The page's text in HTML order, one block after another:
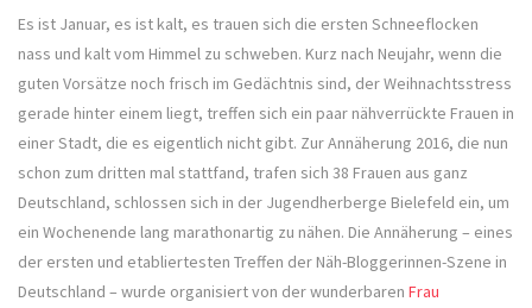
Es ist Januar, es ist kalt, es trauen sich die ersten Schneeflocken
nass und kalt vom Himmel zu schweben. Kurz nach Neujahr, wenn die
guten Vorsätze noch frisch im Gedächtnis sind, der Weihnachtsstress
gerade hinter einem liegt, treffen sich ein paar nähverrückte Frauen in
einer Stadt, die es eigentlich nicht gibt. Zur Annäherung 2016, die nun
schon zum dritten mal stattfand, trafen sich 38 Frauen aus ganz
Deutschland, schlossen sich in der Jugendherberge Bielefeld ein, um
ein Wochenende lang marathonartig zu nähen. Die Annäherung – eines
der ersten und etabliertesten Treffen der Näh-Bloggerinnen-Szene in
Deutschland – wurde organisiert von der wunderbaren Frau